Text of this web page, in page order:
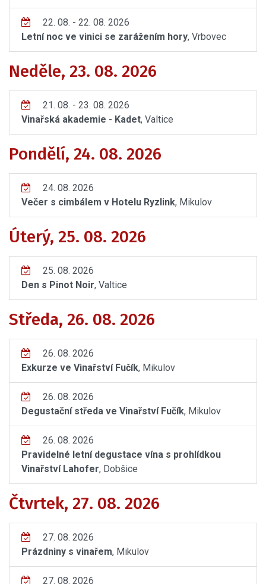
22. 08. - 22. 08. 2026
Letní noc ve vinici se zarážením hory, Vrbovec
Neděle, 23. 08. 2026
21. 08. - 23. 08. 2026
Vinařská akademie - Kadet, Valtice
Pondělí, 24. 08. 2026
24. 08. 2026
Večer s cimbálem v Hotelu Ryzlink, Mikulov
Úterý, 25. 08. 2026
25. 08. 2026
Den s Pinot Noir, Valtice
Středa, 26. 08. 2026
26. 08. 2026
Exkurze ve Vinařství Fučík, Mikulov
26. 08. 2026
Degustační středa ve Vinařství Fučík, Mikulov
26. 08. 2026
Pravidelné letní degustace vína s prohlídkou
Vinařství Lahofer, Dobšice
Čtvrtek, 27. 08. 2026
27. 08. 2026
Prázdniny s vinařem, Mikulov
27. 08. 2026